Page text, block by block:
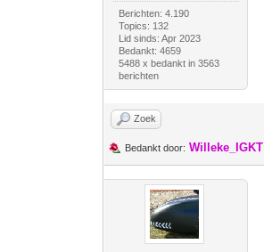
Berichten: 4.190
Topics: 132
Lid sinds: Apr 2023
Bedankt: 4659
5488 x bedankt in 3563
berichten
Zoek
Bedankt door: Willeke_IGKT